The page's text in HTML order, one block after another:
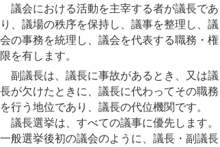
議会における活動を主宰する者が議長であ
り、議場の秩序を保持し、議事を整理し、議
会の事務を統理し、議会を代表する職務・権
限を有します。
副議長は、議長に事故があるとき、又は議
長が欠けたときに、議長に代わってその職務
を行う地位であり、議長の代位機関です。
議長選挙は、すべての議事に優先します。
一般選挙後初の議会のように、議長・副議長